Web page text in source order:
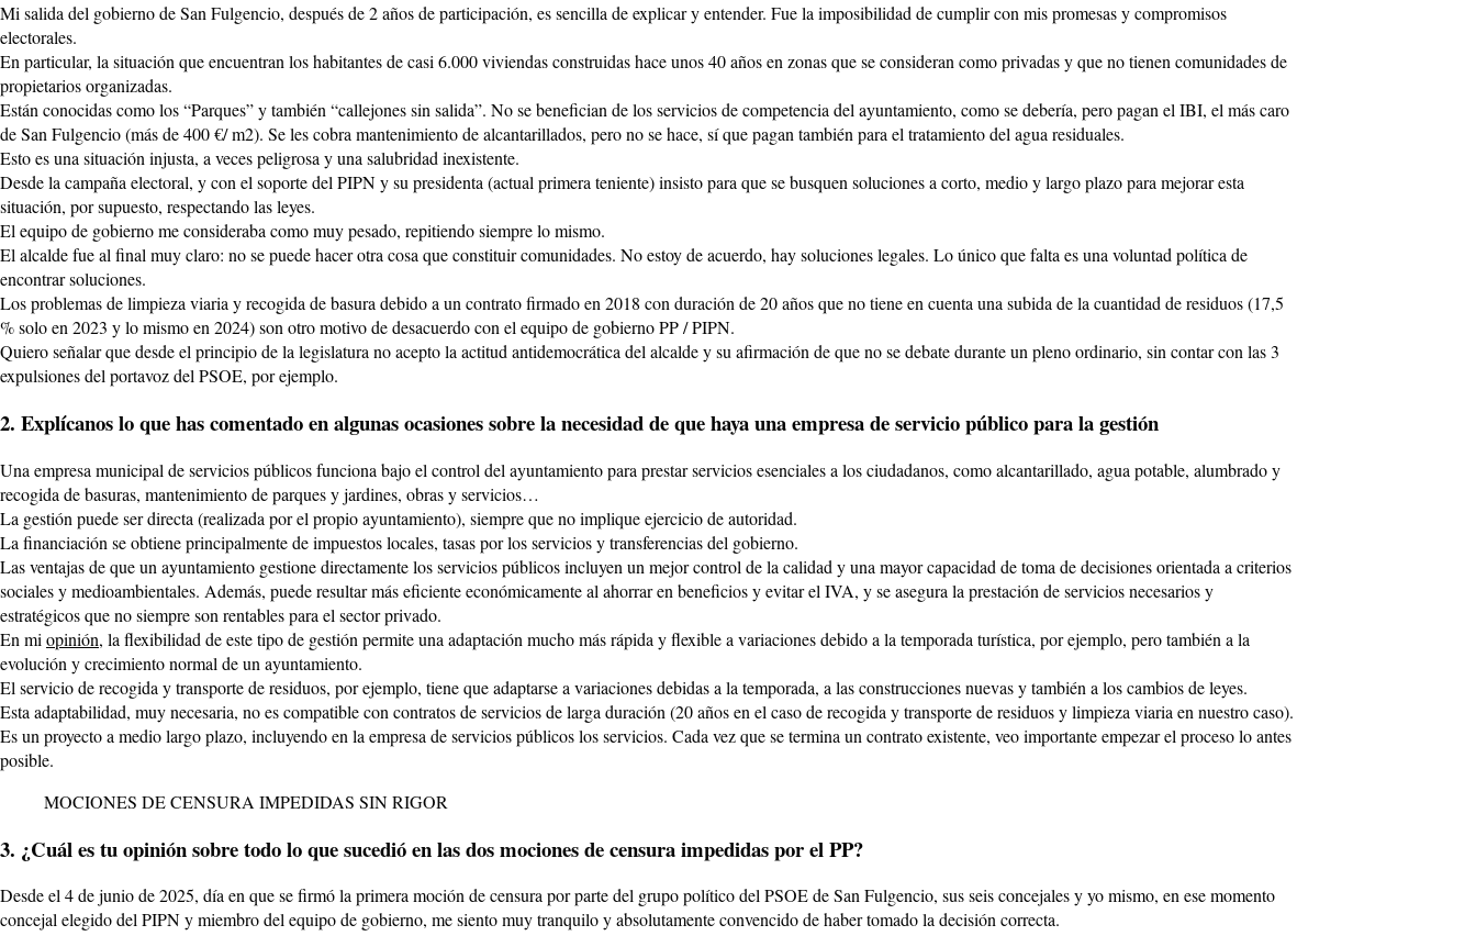
Mi salida del gobierno de San Fulgencio, después de 2 años de participación, es sencilla de explicar y entender. Fue la imposibilidad de cumplir con mis promesas y compromisos
electorales.
En particular, la situación que encuentran los habitantes de casi 6.000 viviendas construidas hace unos 40 años en zonas que se consideran como privadas y que no tienen comunidades de
propietarios organizadas.
Están conocidas como los “Parques” y también “callejones sin salida”. No se benefician de los servicios de competencia del ayuntamiento, como se debería, pero pagan el IBI, el más caro
de San Fulgencio (más de 400 €/ m2). Se les cobra mantenimiento de alcantarillados, pero no se hace, sí que pagan también para el tratamiento del agua residuales.
Esto es una situación injusta, a veces peligrosa y una salubridad inexistente.
Desde la campaña electoral, y con el soporte del PIPN y su presidenta (actual primera teniente) insisto para que se busquen soluciones a corto, medio y largo plazo para mejorar esta
situación, por supuesto, respectando las leyes.
El equipo de gobierno me consideraba como muy pesado, repitiendo siempre lo mismo.
El alcalde fue al final muy claro: no se puede hacer otra cosa que constituir comunidades. No estoy de acuerdo, hay soluciones legales. Lo único que falta es una voluntad política de
encontrar soluciones.
Los problemas de limpieza viaria y recogida de basura debido a un contrato firmado en 2018 con duración de 20 años que no tiene en cuenta una subida de la cuantidad de residuos (17,5
% solo en 2023 y lo mismo en 2024) son otro motivo de desacuerdo con el equipo de gobierno PP / PIPN.
Quiero señalar que desde el principio de la legislatura no acepto la actitud antidemocrática del alcalde y su afirmación de que no se debate durante un pleno ordinario, sin contar con las 3
expulsiones del portavoz del PSOE, por ejemplo.
2. Explícanos lo que has comentado en algunas ocasiones sobre la necesidad de que haya una empresa de servicio público para la gestión
Una empresa municipal de servicios públicos funciona bajo el control del ayuntamiento para prestar servicios esenciales a los ciudadanos, como alcantarillado, agua potable, alumbrado y
recogida de basuras, mantenimiento de parques y jardines, obras y servicios…
La gestión puede ser directa (realizada por el propio ayuntamiento), siempre que no implique ejercicio de autoridad.
La financiación se obtiene principalmente de impuestos locales, tasas por los servicios y transferencias del gobierno.
Las ventajas de que un ayuntamiento gestione directamente los servicios públicos incluyen un mejor control de la calidad y una mayor capacidad de toma de decisiones orientada a criterios
sociales y medioambientales. Además, puede resultar más eficiente económicamente al ahorrar en beneficios y evitar el IVA, y se asegura la prestación de servicios necesarios y
estratégicos que no siempre son rentables para el sector privado.
En mi opinión, la flexibilidad de este tipo de gestión permite una adaptación mucho más rápida y flexible a variaciones debido a la temporada turística, por ejemplo, pero también a la
evolución y crecimiento normal de un ayuntamiento.
El servicio de recogida y transporte de residuos, por ejemplo, tiene que adaptarse a variaciones debidas a la temporada, a las construcciones nuevas y también a los cambios de leyes.
Esta adaptabilidad, muy necesaria, no es compatible con contratos de servicios de larga duración (20 años en el caso de recogida y transporte de residuos y limpieza viaria en nuestro caso).
Es un proyecto a medio largo plazo, incluyendo en la empresa de servicios públicos los servicios. Cada vez que se termina un contrato existente, veo importante empezar el proceso lo antes
posible.
MOCIONES DE CENSURA IMPEDIDAS SIN RIGOR
3. ¿Cuál es tu opinión sobre todo lo que sucedió en las dos mociones de censura impedidas por el PP?
Desde el 4 de junio de 2025, día en que se firmó la primera moción de censura por parte del grupo político del PSOE de San Fulgencio, sus seis concejales y yo mismo, en ese momento
concejal elegido del PIPN y miembro del equipo de gobierno, me siento muy tranquilo y absolutamente convencido de haber tomado la decisión correcta.